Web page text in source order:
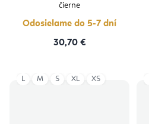
čierne
Odosielame do 5-7 dní
30,70 €
L M S XL XS